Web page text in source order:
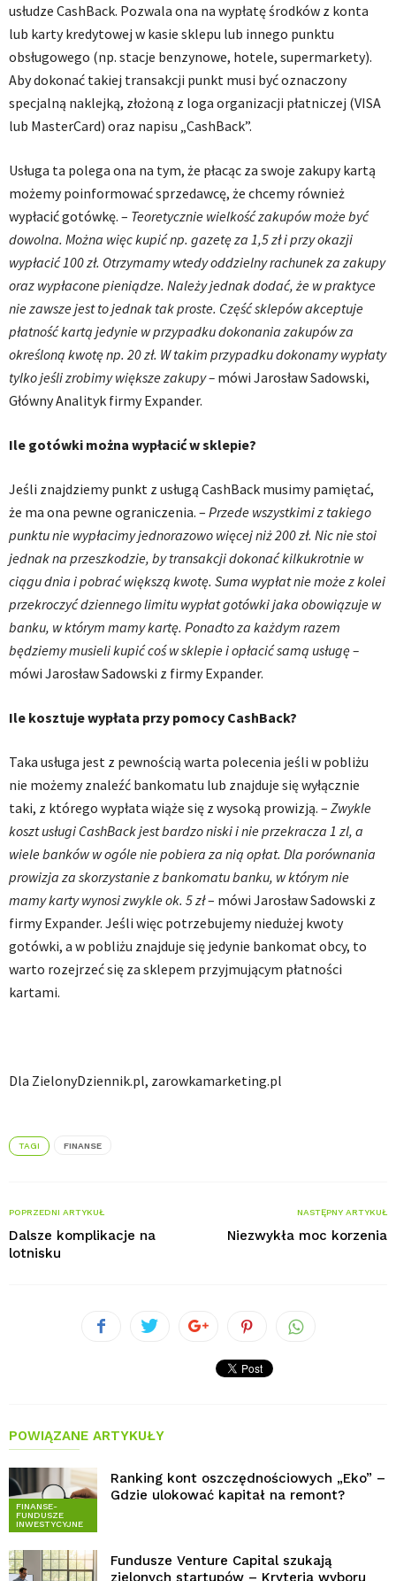
usłudze CashBack. Pozwala ona na wypłatę środków z konta
lub karty kredytowej w kasie sklepu lub innego punktu
obsługowego (np. stacje benzynowe, hotele, supermarkety).
Aby dokonać takiej transakcji punkt musi być oznaczony
specjalną naklejką, złożoną z loga organizacji płatniczej (VISA
lub MasterCard) oraz napisu „CashBack”.
Usługa ta polega ona na tym, że płacąc za swoje zakupy kartą
możemy poinformować sprzedawcę, że chcemy również
wypłacić gotówkę. – Teoretycznie wielkość zakupów może być
dowolna. Można więc kupić np. gazetę za 1,5 zł i przy okazji
wypłacić 100 zł. Otrzymamy wtedy oddzielny rachunek za zakupy
oraz wypłacone pieniądze. Należy jednak dodać, że w praktyce
nie zawsze jest to jednak tak proste. Część sklepów akceptuje
płatność kartą jedynie w przypadku dokonania zakupów za
określoną kwotę np. 20 zł. W takim przypadku dokonamy wypłaty
tylko jeśli zrobimy większe zakupy – mówi Jarosław Sadowski,
Główny Analityk firmy Expander.
Ile gotówki można wypłacić w sklepie?
Jeśli znajdziemy punkt z usługą CashBack musimy pamiętać,
że ma ona pewne ograniczenia. – Przede wszystkimi z takiego
punktu nie wypłacimy jednorazowo więcej niż 200 zł. Nic nie stoi
jednak na przeszkodzie, by transakcji dokonać kilkukrotnie w
ciągu dnia i pobrać większą kwotę. Suma wypłat nie może z kolei
przekroczyć dziennego limitu wypłat gotówki jaka obowiązuje w
banku, w którym mamy kartę. Ponadto za każdym razem
będziemy musieli kupić coś w sklepie i opłacić samą usługę –
mówi Jarosław Sadowski z firmy Expander.
Ile kosztuje wypłata przy pomocy CashBack?
Taka usługa jest z pewnością warta polecenia jeśli w pobliżu
nie możemy znaleźć bankomatu lub znajduje się wyłącznie
taki, z którego wypłata wiąże się z wysoką prowizją. – Zwykle
koszt usługi CashBack jest bardzo niski i nie przekracza 1 zl, a
wiele banków w ogóle nie pobiera za nią opłat. Dla porównania
prowizja za skorzystanie z bankomatu banku, w którym nie
mamy karty wynosi zwykle ok. 5 zł– mówi Jarosław Sadowski z
firmy Expander. Jeśli więc potrzebujemy niedużej kwoty
gotówki, a w pobliżu znajduje się jedynie bankomat obcy, to
warto rozejrzeć się za sklepem przyjmującym płatności
kartami.
Dla ZielonyDziennik.pl, zarowkamarketing.pl
TAGI FINANSE
POPRZEDNI ARTYKUŁ
Dalsze komplikacje na
lotnisku
NASTĘPNY ARTYKUŁ
Niezwykła moc korzenia
POWIĄZANE ARTYKUŁY
FINANSE-
FUNDUSZE
INWESTYCYJNE
Ranking kont oszczędnościowych „Eko” –
Gdzie ulokować kapitał na remont?
Fundusze Venture Capital szukają
zielonych startupów – Kryteria wyboru